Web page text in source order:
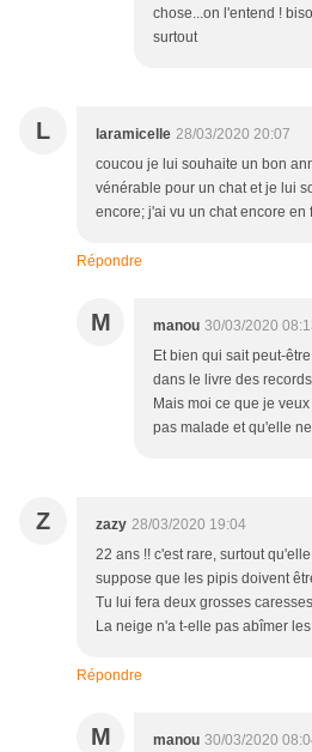
chose...on l'entend !
surtout
L laramicelle 28/03/2020 20:07
coucou je lui souhaite un bon
vénérable pour un chat et je lui
encore; j'ai vu un chat encore en
Répondre
M manou 30/03/2020
Et bien qui sait peut-
dans le livre des
Mais moi ce que je
pas malade et qu'elle
Z zazy 28/03/2020 19:04
22 ans !! c'est rare, surtout
suppose que les pipis doivent
Tu lui fera deux grosses
La neige n'a t-elle pas abîmer
Répondre
M manou 30/03/2020